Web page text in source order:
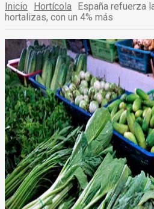
Inicio Hortícola España refuerza
hortalizas, con un 4% más